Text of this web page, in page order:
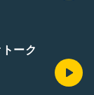
ーク